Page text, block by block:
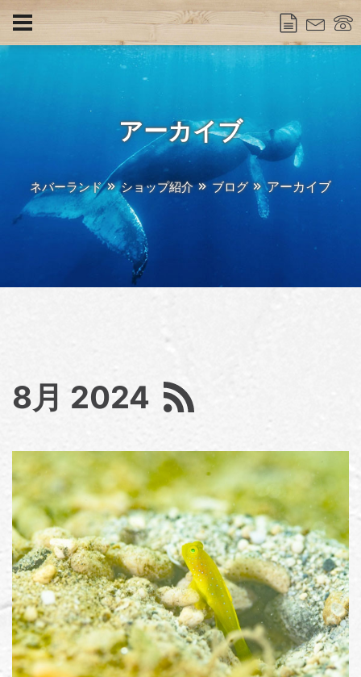
アーカイブ
ネバーランド ショップ紹介 ブログ アーカイブ
8月 2024